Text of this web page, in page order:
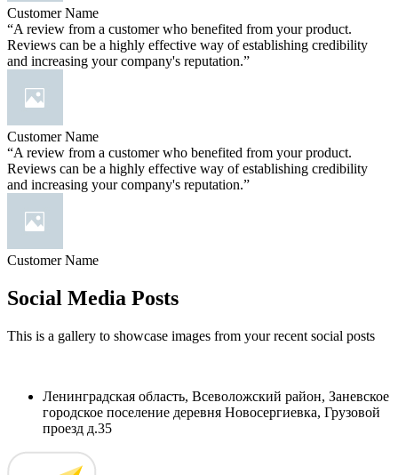
Customer Name
“A review from a customer who benefited from your product.
Reviews can be a highly effective way of establishing credibility
and increasing your company's reputation.”
Customer Name
“A review from a customer who benefited from your product.
Reviews can be a highly effective way of establishing credibility
and increasing your company's reputation.”
Customer Name
Social Media Posts
This is a gallery to showcase images from your recent social posts
Ленинградская область, Всеволожский район, Заневское
городское поселение деревня Новосергиевка, Грузовой
проезд д.35